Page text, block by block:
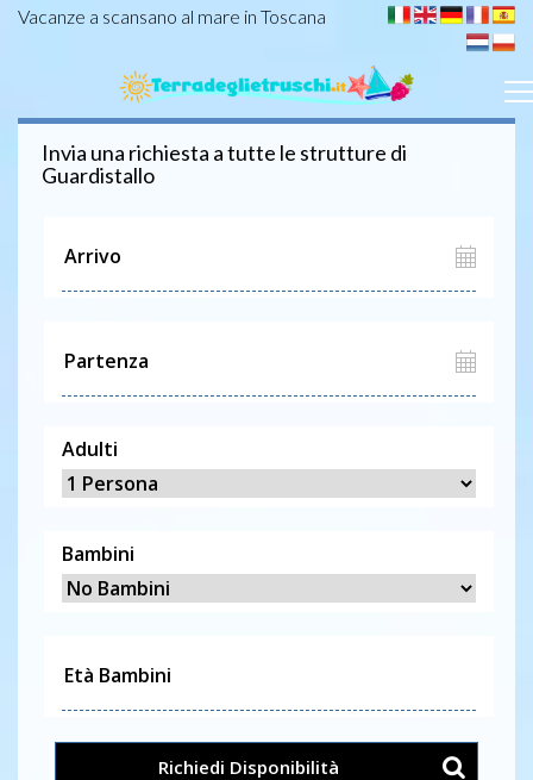
Vacanze a scansano al mare in Toscana
Invia una richiesta a tutte le strutture di
Guardistallo
Adulti
Bambini
Richiedi Disponibilità